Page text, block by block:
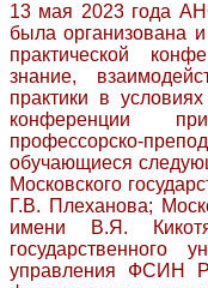
13 мая 2023 года
была организована
практической
знание,
практики в
конференции
профессорско-
обучающиеся
Московского
Г.В. Плеханова;
имени В.Я. Кикотя;
государственного
управления ФСИН